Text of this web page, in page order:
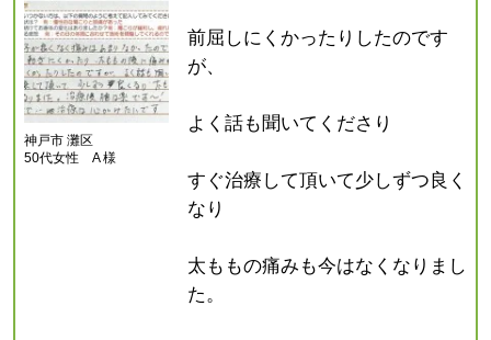
神戸市 灘区
50代女性 A 様
前屈しにくかったりしたのです
が、
よく話も聞いてくださり
すぐ治療して頂いて少しずつ良く
なり
太ももの痛みも今はなくなりまし
た。